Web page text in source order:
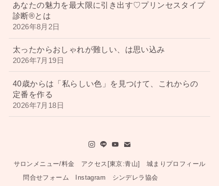
あなたの魅力を最大限に引き出す♡プリンセスタイプ
診断®︎とは
2026年8月2日
太ったからおしゃれが難しい、は思い込み
2026年7月19日
40歳からは「私らしい色」を見つけて、これからの
定番を作る
2026年7月18日
サロンメニュー/料金 アクセス[東京:青山]
城まりプロフィール
問合せフォーム
Instagram シンデレラ協会